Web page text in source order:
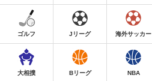
ゴルフ Jリーグ 海外サッカー
大相撲 Bリーグ NBA